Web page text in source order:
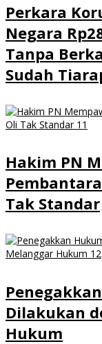
Perkara
Negara
Tanpa
Sudah
Hakim PN
Tak Standar
Dilakukan
Hukum